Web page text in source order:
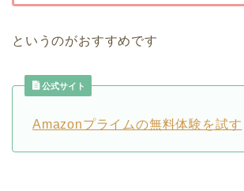
というのがおすすめです
公式サイト
Amazonプライムの無料体験を試す